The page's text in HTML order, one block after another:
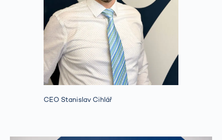
CEO Stanislav Cihlář